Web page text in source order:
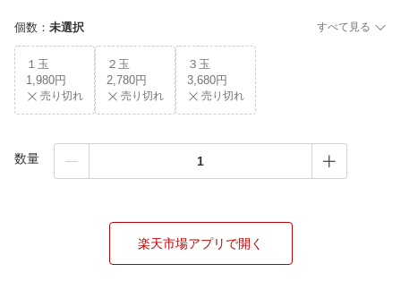
個数 ： 未選択 すべて見る
１玉
1,980円
売り切れ
２玉
2,780円
売り切れ
３玉
3,680円
売り切れ
数量
楽天市場アプリで開く